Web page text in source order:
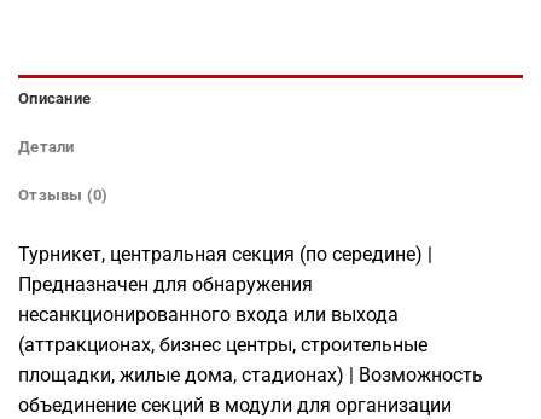
Описание
Детали
Отзывы (0)
Турникет, центральная секция (по середине) |
Предназначен для обнаружения
несанкционированного входа или выхода
(аттракционах, бизнес центры, строительные
площадки, жилые дома, стадионах) | Возможность
объединение секций в модули для организации